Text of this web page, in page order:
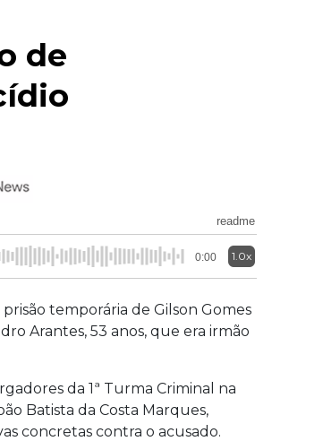
de
readme
0:00 1.0x
temporária de Gilson Gomes
Arantes, 53 anos, que era irmão
da 1ª Turma Criminal na
Batista da Costa Marques,
concretas contra o acusado.